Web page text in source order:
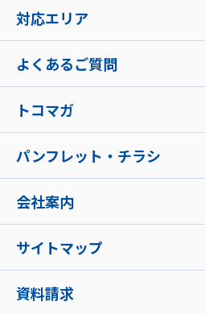
対応エリア
よくあるご質問
トコマガ
パンフレット・チラシ
会社案内
サイトマップ
資料請求